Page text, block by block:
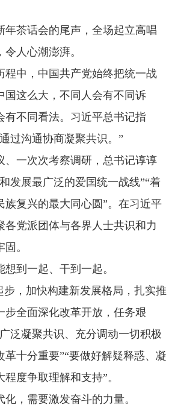
年茶话会的尾声，全场起立高唱
令人心潮澎湃。
程中，中国共产党始终把统一战
国这么大，不同人会有不同诉
有不同看法。习近平总书记指
过沟通协商凝聚共识。”
、一次次考察调研，总书记谆谆
发展最广泛的爱国统一战线”“着
族复兴的最大同心圆”。在习近平
各党派团体与各界人士共识和力
。
到一起、干到一起。
步，加快构建新发展格局，扎实推
步全面深化改革开放，任务艰
泛凝聚共识、充分调动一切积极
革十分重要”“要做好解疑释惑、凝
度争取理解和支持”。
，需要激发奋斗的力量。